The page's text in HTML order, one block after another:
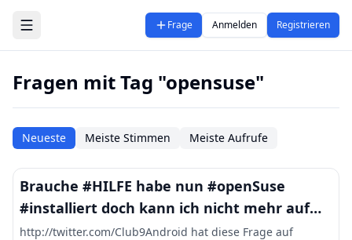
Zum Hauptinhalt springen
Frage Anmelden Registrieren
Fragen mit Tag "opensuse"
Neueste Meiste Stimmen Meiste Aufrufe
Brauche #HILFE habe nun #openSuse
#installiert doch kann ich nicht mehr auf
mein #Windows zugreifen! Wie komm
http://twitter.com/Club9Android hat diese Frage auf